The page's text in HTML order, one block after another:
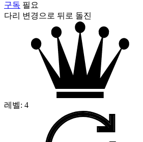
구독 필요
다리 변경으로 뒤로 돌진
레벨: 4